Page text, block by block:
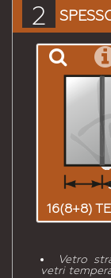
2
16(8+8)
Vetro
vetri